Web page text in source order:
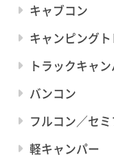
キャブコン
キャンピング
トラックキャ
バンコン
フルコン／セ
軽キャンパー